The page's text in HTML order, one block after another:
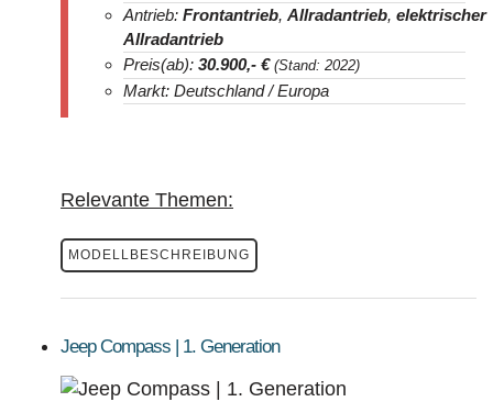
Antrieb: Frontantrieb, Allradantrieb, elektrischer
Allradantrieb
Preis(ab): 30.900,- € (Stand: 2022)
Markt: Deutschland / Europa
Relevante Themen:
MODELLBESCHREIBUNG
Jeep Compass | 1. Generation